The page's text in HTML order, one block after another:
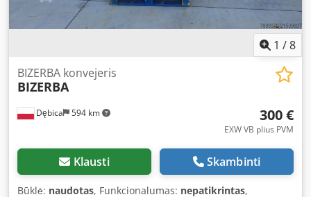
1 /8
Dębica 594 km
BIZERBA konvejeris
BIZERBA
300 €
EXW VB plius PVM
Klausti Skambinti
Būklė: naudotas, Funkcionalumas: nepatikrintas,